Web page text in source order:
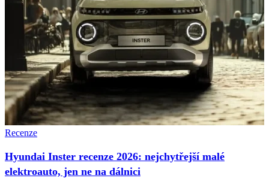
Recenze
Hyundai Inster recenze 2026: nejchytřejší malé
elektroauto, jen ne na dálnici